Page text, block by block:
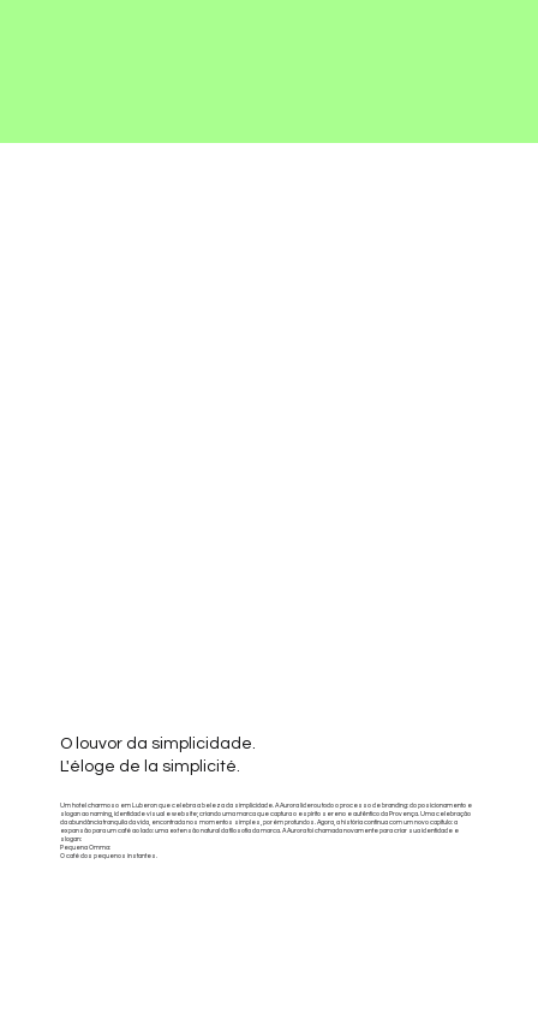
O louvor da simplicidade.
L'éloge de la simplicité.
Um hotel charmoso em Luberon que celebra a beleza da simplicidade. A Aurora liderou todo o processo de branding: do posicionamento e
slogan ao naming, identidade visual e website; criando uma marca que captura o espírito sereno e autêntico da Provença. Uma celebração
da abundância tranquila da vida, encontrada nos momentos simples, porém profundos. Agora, a história continua com um novo capítulo: a
expansão para um café ao lado: uma extensão natural da filosofia da marca. A Aurora foi chamada novamente para criar sua identidade e
slogan:
Pequena Omma:
O café dos pequenos instantes.